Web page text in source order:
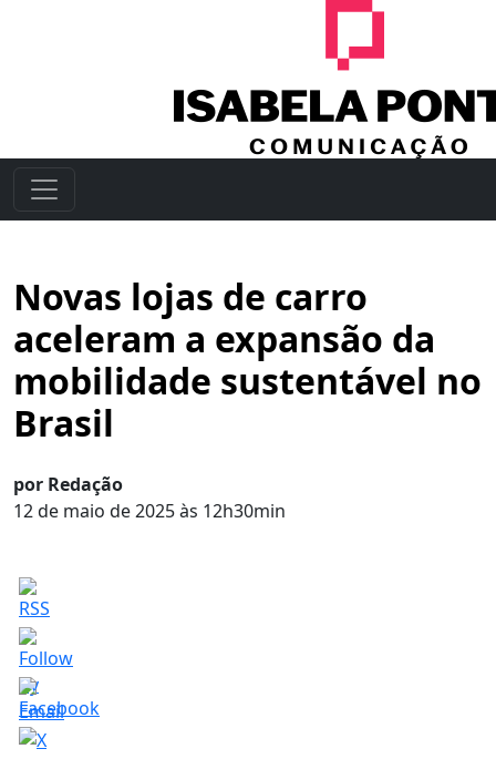
Novas lojas de carro
aceleram a expansão da
mobilidade sustentável no
Brasil
por Redação
12 de maio de 2025 às 12h30min